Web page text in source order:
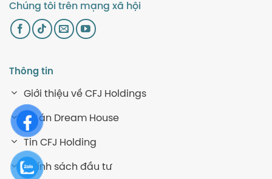
Chúng tôi trên mạng xã hội
Thông tin
Giới thiệu về CFJ Holdings
Dự án Dream House
Tin CFJ Holding
Chính sách đầu tư